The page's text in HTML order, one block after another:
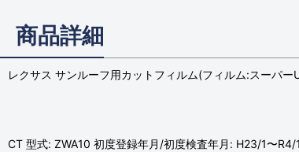
商品詳細
レクサス サンルーフ用カットフィルム(フィルム:スーパー
CT 型式: ZWA10 初度登録年月/初度検査年月: H23/1〜R4/